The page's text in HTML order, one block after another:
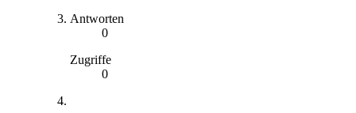
Antworten
0
Zugriffe
0